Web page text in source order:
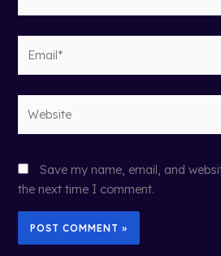
Save my name, email, and
the next time I comment.